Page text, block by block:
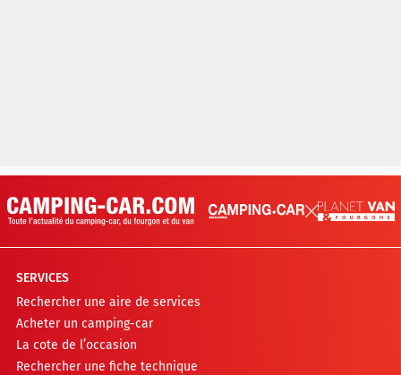
SERVICES
Rechercher une aire de services
Acheter un camping-car
La cote de l’occasion
Rechercher une fiche technique